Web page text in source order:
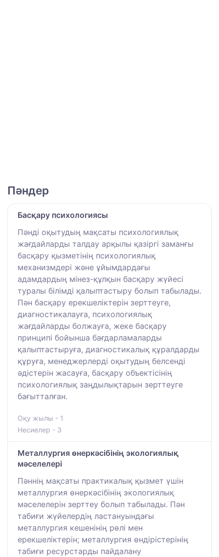
Пәндер
Басқару психологиясы
Пәнді оқытудың мақсаты психологиялық
жағдайларды талдау арқылы қазіргі заманғы
басқару қызметінің психологиялық
механизмдері және ұйымдардағы
адамдардың мінез-құлқын басқару жүйесі
туралы білімді қалыптастыру болып табылады.
Пән басқару ерекшеліктерін зерттеуге,
диагностикалауға, психологиялық
жағдайларды болжауға, жеке басқару
принципі бойынша бағдарламаларды
қалыптастыруға, диагностикалық құралдарды
құруға, менеджерлерді оқытудың белсенді
әдістерін жасауға, басқару объектісінің
психологиялық заңдылықтарын зерттеуге
бағытталған.
Оқу жылы - 1
Несиелер - 3
Металлургия өнеркәсібінің экологиялық
мәселелері
Пәннің мақсаты практикалық қызмет үшін
металлургия өнеркәсібінің экологиялық
мәселелерін зерттеу болып табылады. Пән
табиғи жүйелердің ластануындағы
металлургия кешенінің рөлі мен
ерекшеліктерін; металлургия өндірістерінің
табиғи ресурстарды пайдалану